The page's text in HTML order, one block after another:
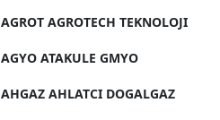
AGROT AGROTECH TEKNOLOJI
AGYO ATAKULE GMYO
AHGAZ AHLATCI DOGALGAZ